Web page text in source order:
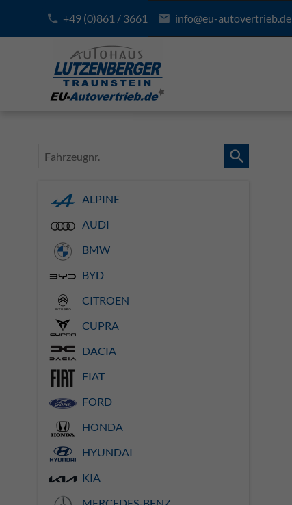
+49 (0)861 / 3661 info@eu-autovertrieb.de
Fahrzeugnr.
ALPINE
AUDI
BMW
BYD
CITROEN
CUPRA
DACIA
FIAT
FORD
HONDA
HYUNDAI
KIA